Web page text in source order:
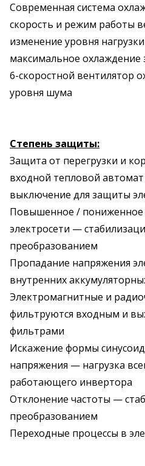
Современная система
скорость и режим работы
изменение уровня
максимальное охлаждение
6-скоростной вентилятор
уровня шума
Степень защиты:
Защита от перегрузки и
входной тепловой
выключение для защиты
Повышенное / пониженное
электросети —
преобразованием
Пропадание напряжения
внутренних
Электромагнитные и
фильтруются входным и
фильтрами
Искажение формы
напряжения — нагрузка
работающего инвертора
Отклонение частоты —
преобразованием
Переходные процессы в